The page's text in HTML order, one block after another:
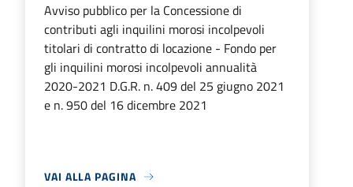
Avviso pubblico per la Concessione di
contributi agli inquilini morosi incolpevoli
titolari di contratto di locazione - Fondo per
gli inquilini morosi incolpevoli annualità
2020-2021 D.G.R. n. 409 del 25 giugno 2021
e n. 950 del 16 dicembre 2021
VAI ALLA PAGINA